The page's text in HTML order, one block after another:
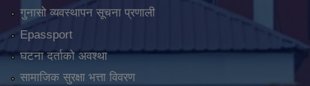
गुनासो व्यवस्थापन सूचना प्रणाली
Epassport
घटना दर्ताको अवश्था
सामाजिक सुरक्षा भत्ता विवरण